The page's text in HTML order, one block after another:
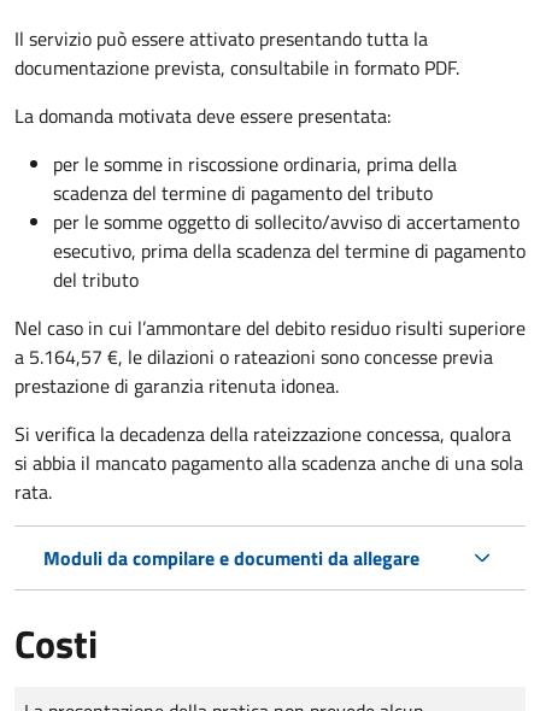
Il servizio può essere attivato presentando tutta la
documentazione prevista, consultabile in formato PDF.
La domanda motivata deve essere presentata:
per le somme in riscossione ordinaria, prima della
scadenza del termine di pagamento del tributo
per le somme oggetto di sollecito/avviso di accertamento
esecutivo, prima della scadenza del termine di pagamento
del tributo
Nel caso in cui l’ammontare del debito residuo risulti superiore
a 5.164,57 €, le dilazioni o rateazioni sono concesse previa
prestazione di garanzia ritenuta idonea.
Si verifica la decadenza della rateizzazione concessa, qualora
si abbia il mancato pagamento alla scadenza anche di una sola
rata.
Moduli da compilare e documenti da allegare
Costi
Tipo di pagamento
Importo